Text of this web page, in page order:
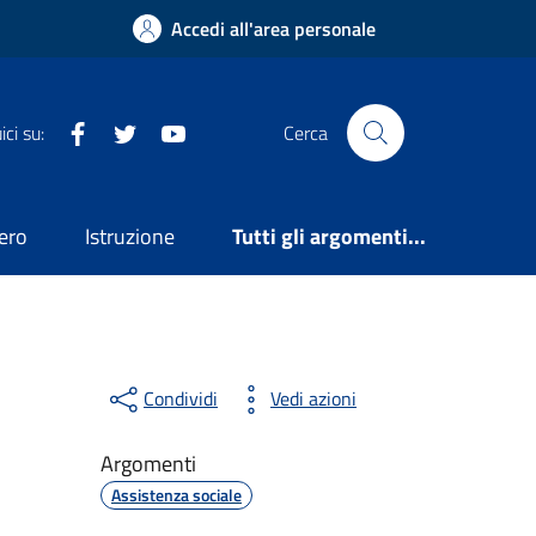
Accedi all'area personale
su: FacebookTwitter Cerca
Istruzione Tutti gli argomenti...
Condividi Vedi azioni
Argomenti
Assistenza sociale